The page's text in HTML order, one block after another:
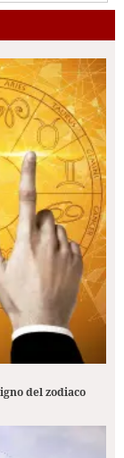
del zodiaco